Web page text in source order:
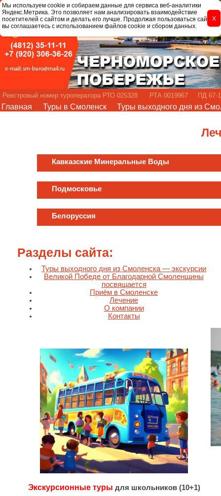
Реестровый номер туроператора РТО 025328 РТА 0019967 ПД 67-
Главная Туры в Смоленск Туры выходного дня из
Кавказские Минеральные Воды
Подмосковье
Белоруссия
Разделы сайта:
Туры выходного дня из Смоленска — экскурсии
Великой Победе от Благодарной Смоленщины
посвящается
Приём в Смоленске
Лечение
О компании
Контакты
Экскурсионные туры для школьников (10+1)
Мы используем cookie и собираем данные для сервиса веб-аналитики
Яндекс.Метрика. Это позволяет нам анализировать взаимодействие
посетителей с сайтом и делать его лучше. Продолжая пользоваться сайтом,
вы соглашаетесь с использованием файлов cookie и сбором данных.